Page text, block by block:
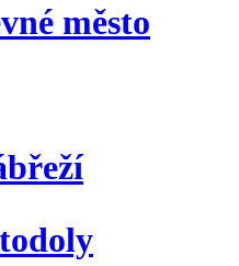
město